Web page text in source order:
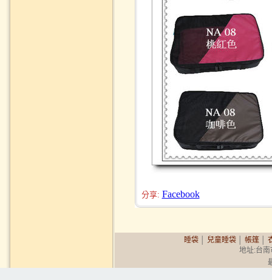
分享: Facebook
睡袋 兒童睡袋 帳篷
地址:台